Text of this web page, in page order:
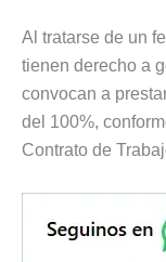
Al tratarse de un
tienen derecho a
convocan a
del 100%,
Contrato de